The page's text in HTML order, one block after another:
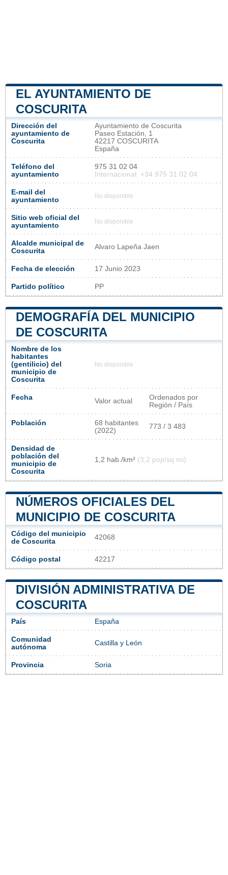
EL AYUNTAMIENTO DE
COSCURITA
Dirección del
ayuntamiento de
Coscurita
Ayuntamiento de Coscurita
Paseo Estación, 1
42217 COSCURITA
España
Teléfono del
ayuntamiento
975 31 02 04
Internacional: +34 975 31 02 04
E-mail del
ayuntamiento
No disponible
Sitio web oficial del
ayuntamiento
No disponible
Alcalde municipal de
Coscurita
Alvaro Lapeña Jaen
Fecha de elección 17 Junio 2023
Partido político PP
DEMOGRAFÍA DEL MUNICIPIO
DE COSCURITA
Nombre de los
habitantes
(gentilicio) del
municipio de
Coscurita
No disponible
Fecha Valor actual
Ordenados por
Región / País
Población
68 habitantes
(2022)
773 / 3 483
Densidad de
población del
municipio de
Coscurita
1,2 hab./km² (3,2 pop/sq mi)
NÚMEROS OFICIALES DEL
MUNICIPIO DE COSCURITA
Código del municipio
de Coscurita
42068
Código postal 42217
DIVISIÓN ADMINISTRATIVA DE
COSCURITA
País España
Comunidad
autónoma
Castilla y León
Provincia Soria